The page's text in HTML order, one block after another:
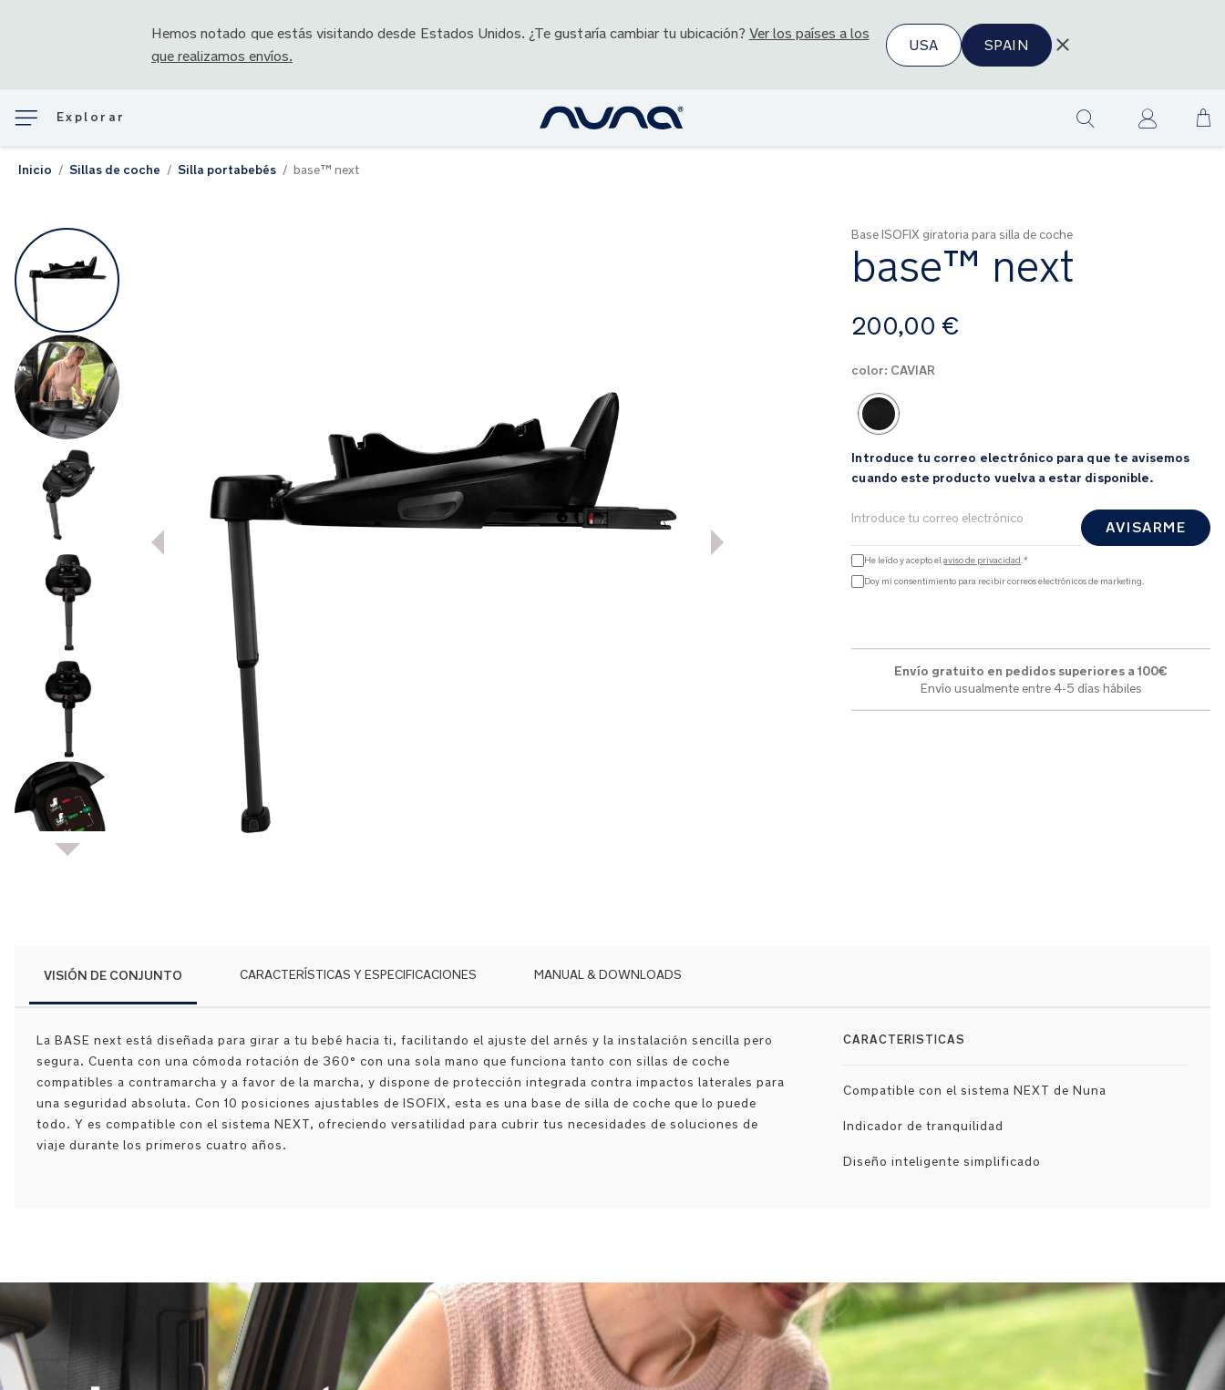
Hemos notado que estás visitando desde Estados Unidos. ¿Te gustaría cambiar tu ubicación? Ver los países a los
que realizamos envíos.
USA SPAIN
Ir
Explorar
Inicio Sillas de coche Silla portabebés base™ next
Base ISOFIX giratoria para silla de coche
base™ next
A
partir
200,00 €
Saltar
al
final
de
la
galería
imágenes
color: CAVIAR
Product Fashions
Introduce tu correo electrónico para que te avisemos
cuando este producto vuelva a estar disponible.
AVISARME
He leído y acepto elaviso de privacidad.*
Doy mi consentimiento para recibir correos electrónicos de marketing.
Envío gratuito en pedidos superiores a 100€
Envío usualmente entre 4-5 días hábiles
VISIÓN DE CONJUNTO
La BASE next está diseñada para girar a tu bebé hacia ti, facilitando el ajuste del arnés y la instalación sencilla pero
segura. Cuenta con una cómoda rotación de 360° con una sola mano que funciona tanto con sillas de coche
compatibles a contramarcha y a favor de la marcha, y dispone de protección integrada contra impactos laterales para
una seguridad absoluta. Con 10 posiciones ajustables de ISOFIX, esta es una base de silla de coche que lo puede
todo. Y es compatible con el sistema NEXT, ofreciendo versatilidad para cubrir tus necesidades de soluciones de
viaje durante los primeros cuatro años.
CARACTERISTICAS
Compatible con el sistema NEXT de Nuna
Indicador de tranquilidad
Diseño inteligente simplificado
CARACTERÍSTICAS Y ESPECIFICACIONES MANUAL & DOWNLOADS